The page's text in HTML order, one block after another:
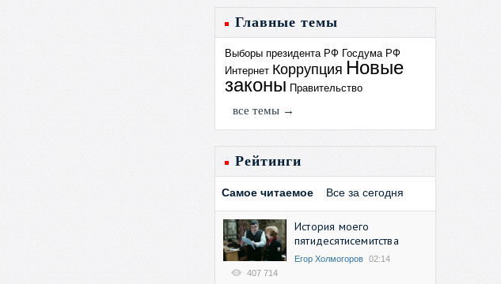
Главные темы
Выборы президента РФ Госдума РФ
Интернет Коррупция Новые
законы Правительство
все темы →
Рейтинги
Самое читаемое Все за сегодня
История моего
пятидесятисемитства
Егор Холмогоров 02:14
407 714